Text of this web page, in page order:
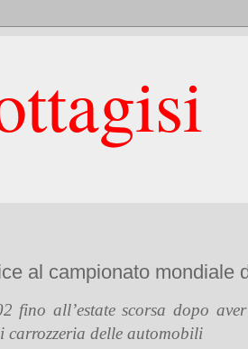
al campionato mondiale
fino all’estate scorsa dopo
delle automobili